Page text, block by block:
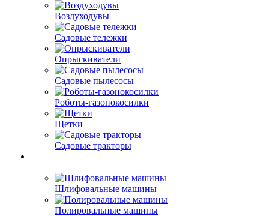
Воздуходувы
Садовые тележки
Опрыскиватели
Садовые пылесосы
Роботы-газонокосилки
Щетки
Садовые тракторы
Шлифовальные машины
Полировальные машины